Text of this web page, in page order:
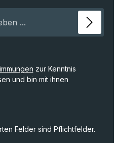
zur Kenntnis
und bin mit ihnen
Felder sind Pflichtfelder.